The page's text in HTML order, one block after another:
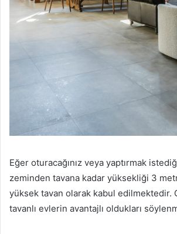
Eğer oturacağınız veya yaptırmak
zeminden tavana kadar yüksekliği 3
yüksek tavan olarak kabul edilmektedir.
tavanlı evlerin avantajlı oldukları